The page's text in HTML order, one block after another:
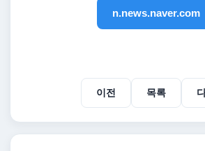
n.news.naver.com
이전 목록